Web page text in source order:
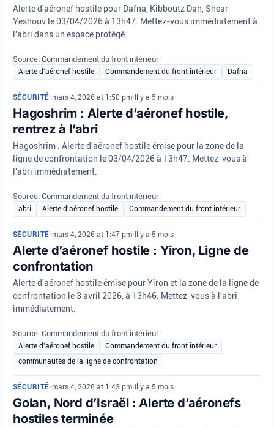
Alerte d'aéronef hostile pour Dafna, Kibboutz Dan, Shear
Yeshouv le 03/04/2026 à 13h47. Mettez-vous immédiatement à
l'abri dans un espace protégé.
Source: Commandement du front intérieur
Alerte d'aéronef hostile Commandement du front intérieur Dafna
SÉCURITÉ•mars 4, 2026 at 1:50 pm• Il y a 5 mois
Hagoshrim : Alerte d’aéronef hostile,
rentrez à l’abri
Hagoshrim : Alerte d'aéronef hostile émise pour la zone de la
ligne de confrontation le 03/04/2026 à 13h47. Mettez-vous à
l'abri immédiatement.
Source: Commandement du front intérieur
abri Alerte d'aéronef hostile Commandement du front intérieur
SÉCURITÉ•mars 4, 2026 at 1:47 pm• Il y a 5 mois
Alerte d’aéronef hostile : Yiron, Ligne de
confrontation
Alerte d'aéronef hostile émise pour Yiron et la zone de la ligne de
confrontation le 3 avril 2026, à 13h46. Mettez-vous à l'abri
immédiatement.
Source: Commandement du front intérieur
Alerte d'aéronef hostile
Commandement du front intérieur
communautés de la ligne de confrontation
SÉCURITÉ•mars 4, 2026 at 1:43 pm• Il y a 5 mois
Golan, Nord d’Israël : Alerte d’aéronefs
hostiles terminée